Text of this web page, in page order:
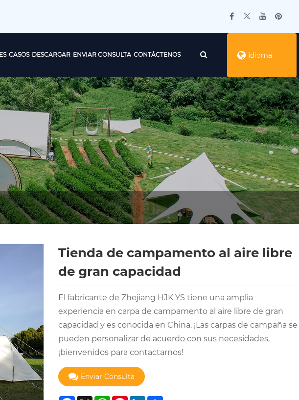
CASOS DESCARGAR ENVIAR CONSULTA CONTÁCTENOS Idioma
Tienda de campamento al aire libre
de gran capacidad
El fabricante de Zhejiang HJK YS tiene una amplia
experiencia en carpa de campamento al aire libre de gran
capacidad y es conocida en China. ¡Las carpas de campaña se
pueden personalizar de acuerdo con sus necesidades,
¡bienvenidos para contactarnos!
Enviar Consulta